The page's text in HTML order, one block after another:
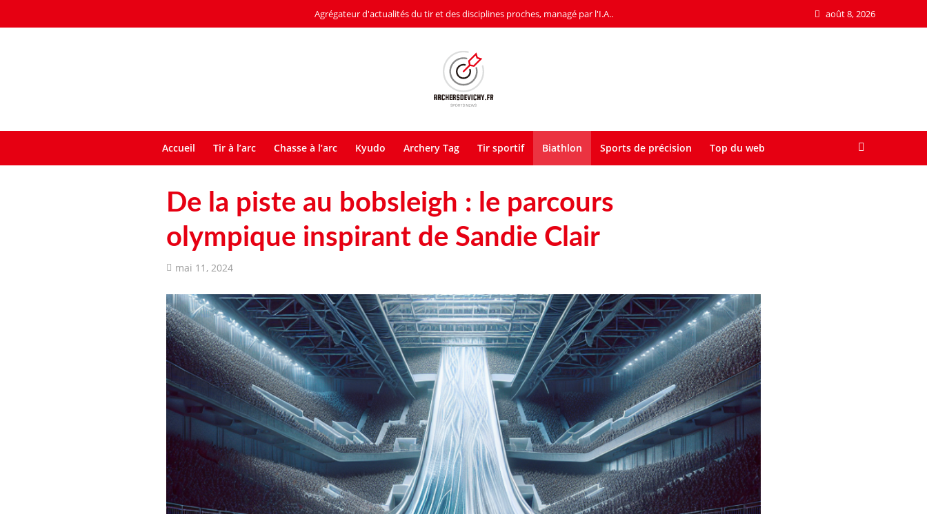
août 8, 2026
Agrégateur d'actualités du tir et des disciplines proches, managé par l'I.A..
Accueil Tir à l’arc Chasse à l’arc Kyudo Archery Tag Tir sportif Biathlon Sports de précision Top du web
De la piste au bobsleigh : le parcours
olympique inspirant de Sandie Clair
mai 11, 2024